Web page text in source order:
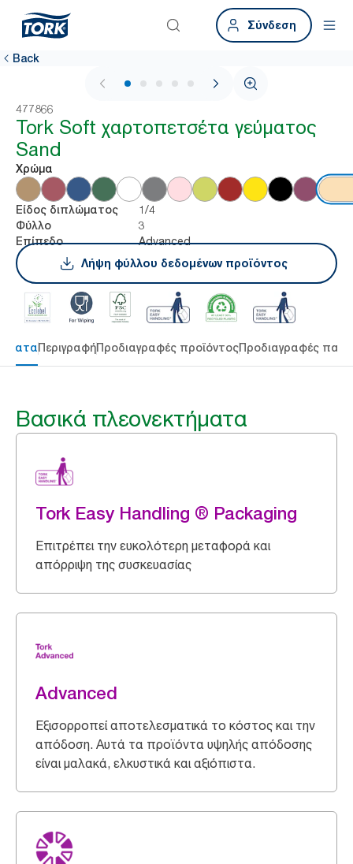
Σύνδεση
Back
1 / 5
477866
Tork Soft χαρτοπετσέτα γεύματος
Sand
Χρώμα
Είδος διπλώματος 1/4
Φύλλο 3
Επίπεδο
Advanced
Λήψη φύλλου δεδομένων προϊόντος
ΠεριγραφήΠροδιαγραφές προϊόντοςΠροδιαγραφές
Βασικά πλεονεκτήματα
Tork Easy Handling ® Packaging
Επιτρέπει την ευκολότερη μεταφορά και
απόρριψη της συσκευασίας
Advanced
Εξισορροπεί αποτελεσματικά το κόστος και την
απόδοση. Αυτά τα προϊόντα υψηλής απόδοσης
είναι μαλακά, ελκυστικά και αξιόπιστα.